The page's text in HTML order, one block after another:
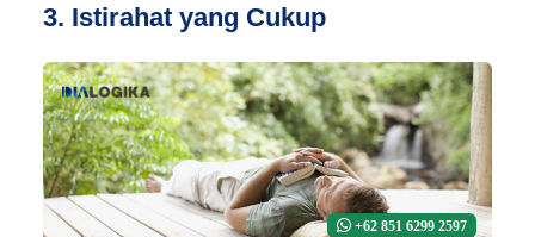
3. Istirahat yang Cukup
+62 851 6299 2597